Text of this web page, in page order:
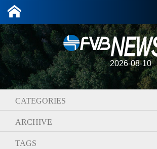
2026-08-10
CATEGORIES
ARCHIVE
TAGS